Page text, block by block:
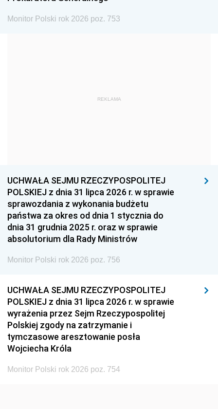
1975 1974
1959
1939 1938 1937
1936 1930
Monitor Polski rok 2026 poz. 753
REKLAMA
UCHWAŁA SEJMU RZECZYPOSPOLITEJ
POLSKIEJ z dnia 31 lipca 2026 r. w sprawie
sprawozdania z wykonania budżetu
państwa za okres od dnia 1 stycznia do
dnia 31 grudnia 2025 r. oraz w sprawie
absolutorium dla Rady Ministrów
Monitor Polski rok 2026 poz. 756
UCHWAŁA SEJMU RZECZYPOSPOLITEJ
POLSKIEJ z dnia 31 lipca 2026 r. w sprawie
wyrażenia przez Sejm Rzeczypospolitej
Polskiej zgody na zatrzymanie i
tymczasowe aresztowanie posła
Wojciecha Króla
Monitor Polski rok 2026 poz. 754